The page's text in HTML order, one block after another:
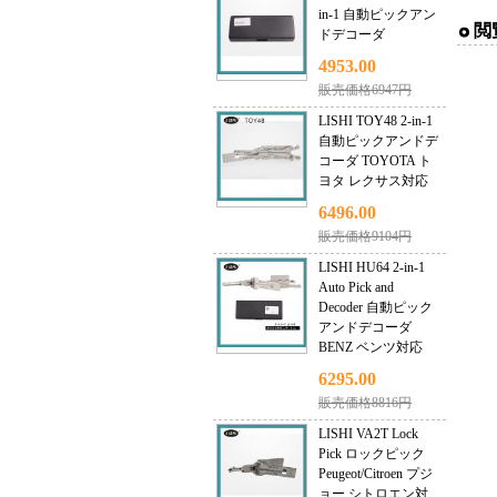
in-1 自動ピックアン
ドデコーダ
4953.00
販売価格6947円
LISHI TOY48 2-in-1
自動ピックアンドデ
コーダ TOYOTA ト
ヨタ レクサス対応
6496.00
販売価格9104円
LISHI HU64 2-in-1
Auto Pick and
Decoder 自動ピック
アンドデコーダ
BENZ ベンツ対応
6295.00
販売価格8816円
LISHI VA2T Lock
Pick ロックピック
Peugeot/Citroen プジ
ョー シトロエン対
閲